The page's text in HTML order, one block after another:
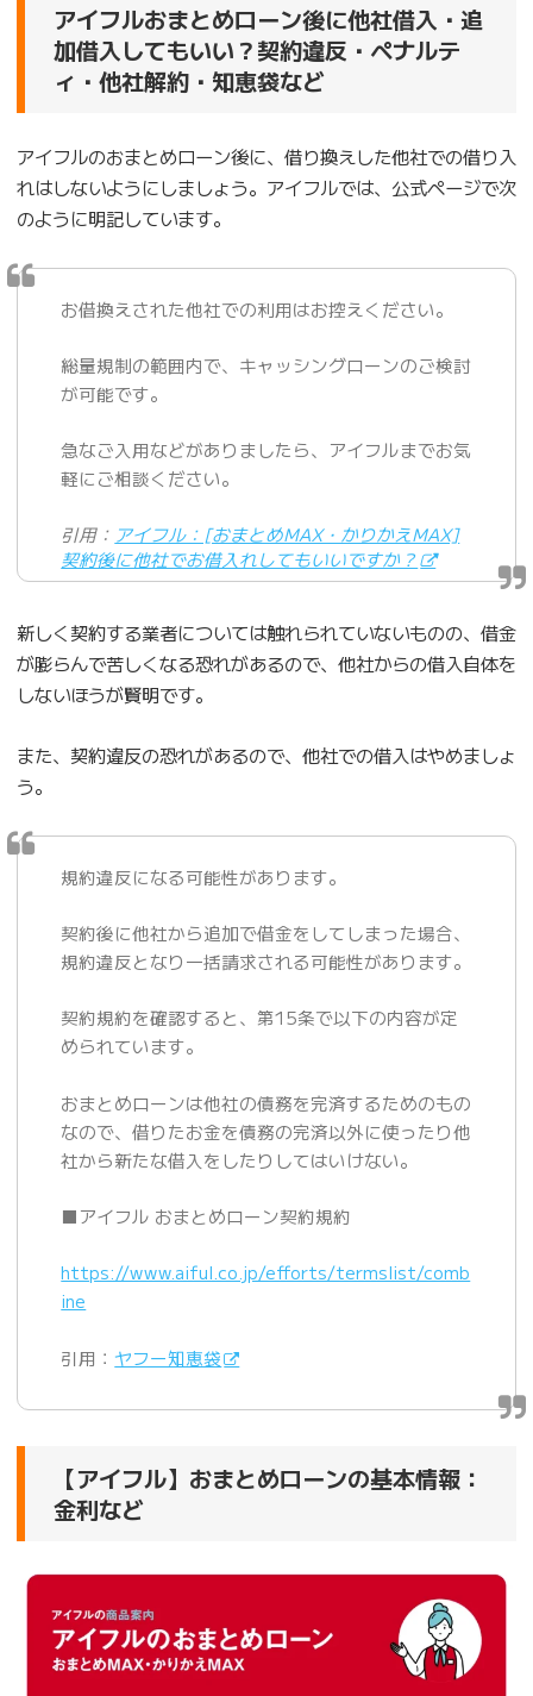
アイフルおまとめローン後に他社借入・追
加借入してもいい？契約違反・ペナルテ
ィ・他社解約・知恵袋など
アイフルのおまとめローン後に、借り換えした他社での借り入
れはしないようにしましょう。アイフルでは、公式ページで次
のように明記しています。
お借換えされた他社での利用はお控えください。
総量規制の範囲内で、キャッシングローンのご検討
が可能です。
急なご入用などがありましたら、アイフルまでお気
軽にご相談ください。
引用： アイフル：[おまとめMAX・かりかえMAX]
契約後に他社でお借入れしてもいいですか？
新しく契約する業者については触れられていないものの、借金
が膨らんで苦しくなる恐れがあるので、他社からの借入自体を
しないほうが賢明です。
また、契約違反の恐れがあるので、他社での借入はやめましょ
う。
規約違反になる可能性があります。
契約後に他社から追加で借金をしてしまった場合、
規約違反となり一括請求される可能性があります。
契約規約を確認すると、第15条で以下の内容が定
められています。
おまとめローンは他社の債務を完済するためのもの
なので、借りたお金を債務の完済以外に使ったり他
社から新たな借入をしたりしてはいけない。
■アイフル おまとめローン契約規約
https://www.aiful.co.jp/efforts/termslist/comb
ine
引用： ヤフー知恵袋
【アイフル】おまとめローンの基本情報：
金利など